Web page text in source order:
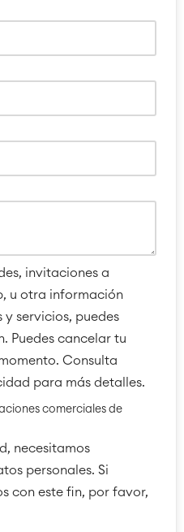
invitaciones a
u otra información
y servicios, puedes
Puedes cancelar tu
Consulta
para más detalles.
comerciales de
necesitamos
personales. Si
con este fin, por favor,